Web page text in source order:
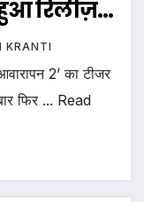
हुआ रिलीज़…
KRANTI
2’ का टीजर
फिर ... Read